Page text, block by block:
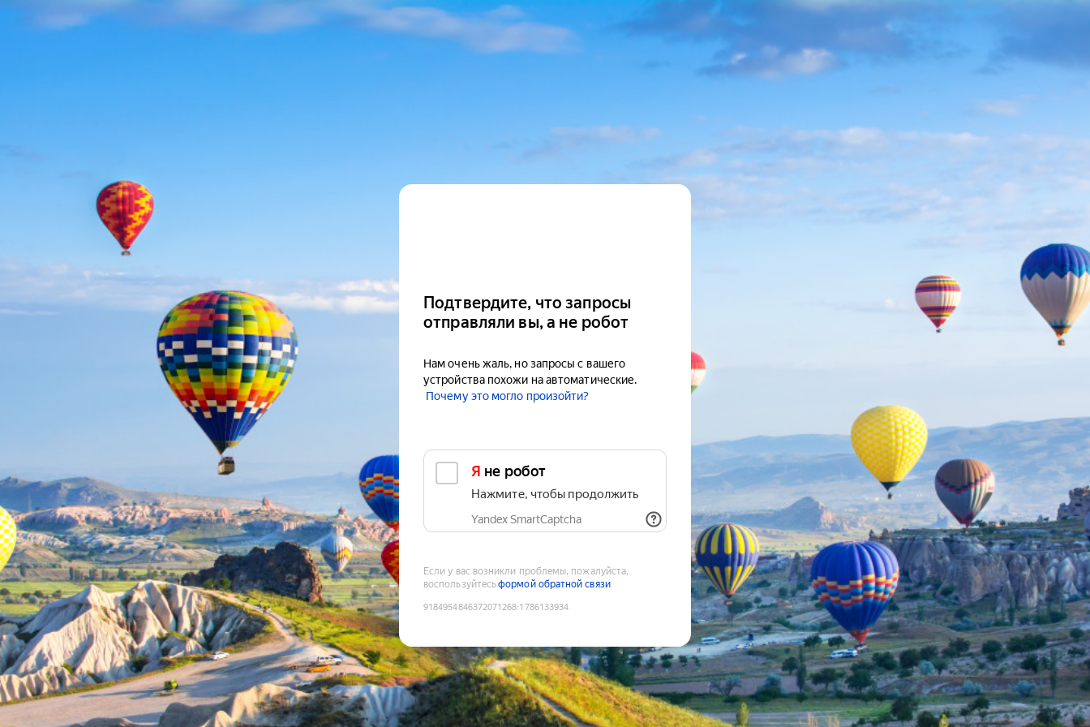
Подтвердите, что запросы
отправляли вы, а не робот
Нам очень жаль, но запросы с вашего
устройства похожи на автоматические.
Почему это могло произойти?
Я не робот
Нажмите, чтобы продолжить
Yandex SmartCaptcha
Если у вас возникли проблемы, пожалуйста,
воспользуйтесьформой обратной связи
9184954846372071268:1786133934